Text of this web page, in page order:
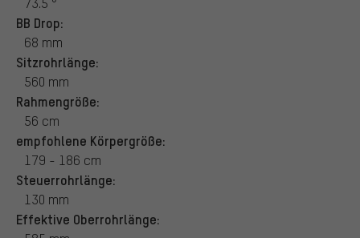
BB Drop:
68 mm
Sitzrohrlänge:
560 mm
Rahmengröße:
56 cm
empfohlene Körpergröße:
179 - 186 cm
Steuerrohrlänge:
130 mm
Effektive Oberrohrlänge: